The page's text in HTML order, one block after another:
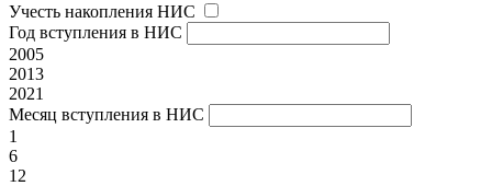
Учесть накопления НИС
Год вступления в НИС
2005
2013
2021
Месяц вступления в НИС
1
6
12